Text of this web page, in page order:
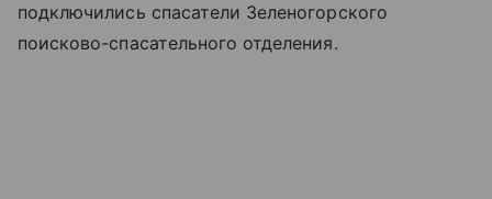
подключились спасатели Зеленогорского
поисково-спасательного отделения.